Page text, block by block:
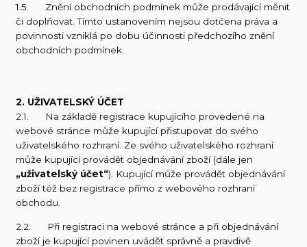
1.5. Znění obchodních podmínek může prodávající měnit
či doplňovat. Tímto ustanovením nejsou dotčena práva a
povinnosti vzniklá po dobu účinnosti předchozího znění
obchodních podmínek.
2. UŽIVATELSKÝ ÚČET
2.1. Na základě registrace kupujícího provedené na
webové stránce může kupující přistupovat do svého
uživatelského rozhraní. Ze svého uživatelského rozhraní
může kupující provádět objednávání zboží (dále jen
„uživatelský účet“). Kupující může provádět objednávání
zboží též bez registrace přímo z webového rozhraní
obchodu.
2.2. Při registraci na webové stránce a při objednávání
zboží je kupující povinen uvádět správně a pravdivě